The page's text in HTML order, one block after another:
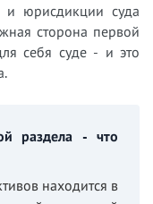
и юрисдикции суда
сторона первой
себя суде - и это
раздела - что
находится в